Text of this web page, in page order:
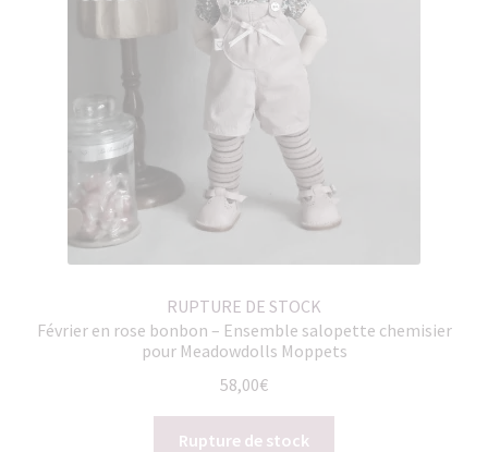
RUPTURE DE STOCK
Février en rose bonbon – Ensemble salopette chemisier
pour Meadowdolls Moppets
58,00€
Rupture de stock